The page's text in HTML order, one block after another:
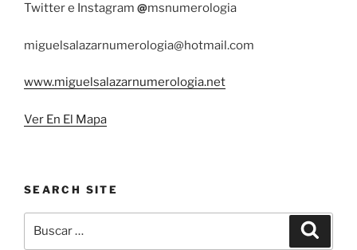
Twitter e Instagram @msnumerologia
miguelsalazarnumerologia@hotmail.com
www.miguelsalazarnumerologia.net
Ver En El Mapa
SEARCH SITE
por: